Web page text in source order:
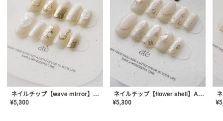
ネイルチップ【wave mirror】AE-CONA-04
¥5,300
ネイルチップ【flower shell】AE-CONA-03
¥5,300 ¥